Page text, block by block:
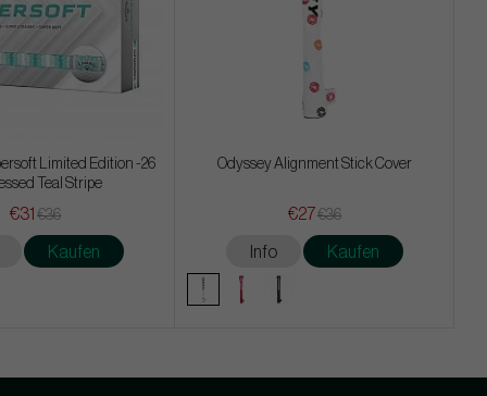
Limited Edition -26
Teal Stripe
€31 €36
Kaufen
Odyssey Alignment Stick Cover
€27€36
Info Kaufen